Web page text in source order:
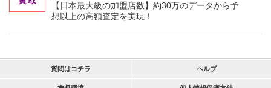
【日本最大級の加盟店数】約30万のデータから予
想以上の高額査定を実現！
質問はコチラ ヘルプ